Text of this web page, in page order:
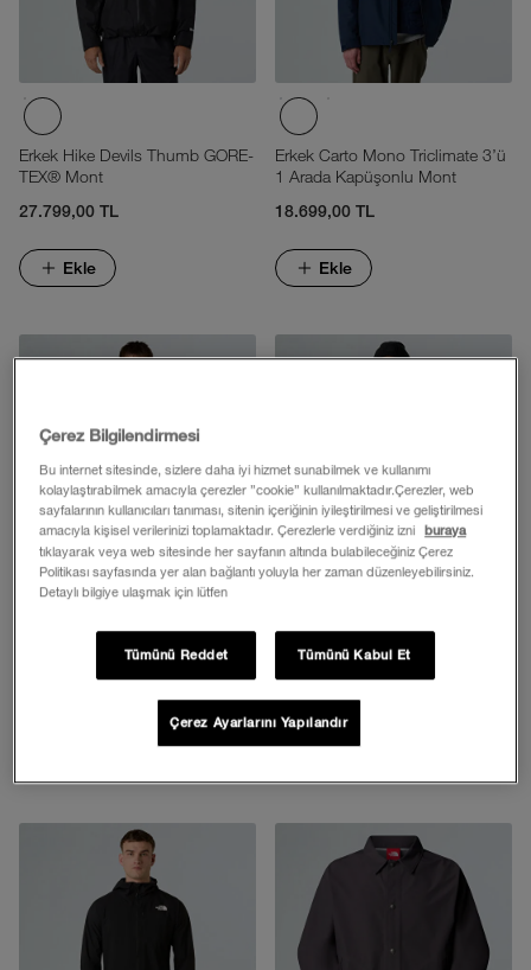
Erkek Hike Devils Thumb GORE-
TEX® Mont
27.799,00 TL
Ekle
Erkek Carto Mono Triclimate 3'ü
1 Arada Kapüşonlu Mont
18.699,00 TL
Ekle
1 Arada Kapüşonlu Mont
25.249,00 TL
Çerez Bilgilendirmesi
Bu internet sitesinde, sizlere daha iyi hizmet sunabilmek ve kullanımı
kolaylaştırabilmek amacıyla çerezler ”cookie” kullanılmaktadır.Çerezler, web
sayfalarının kullanıcıları tanıması, sitenin içeriğinin iyileştirilmesi ve geliştirilmesi
amacıyla kişisel verilerinizi toplamaktadır. Çerezlerle verdiğiniz izni
buraya
tıklayarak veya web sitesinde her sayfanın altında bulabileceğiniz Çerez
Politikası sayfasında yer alan bağlantı yoluyla her zaman düzenleyebilirsiniz.
Detaylı bilgiye ulaşmak için lütfen
Tümünü Reddet Tümünü Kabul Et
Çerez Ayarlarını Yapılandır